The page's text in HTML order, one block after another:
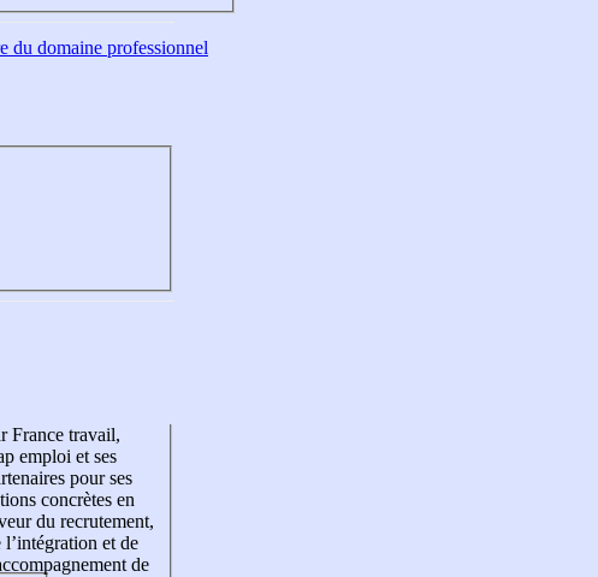
du domaine professionnel
France travail,
emploi et ses
pour ses
concrètes en
du recrutement,
l’intégration et de
de